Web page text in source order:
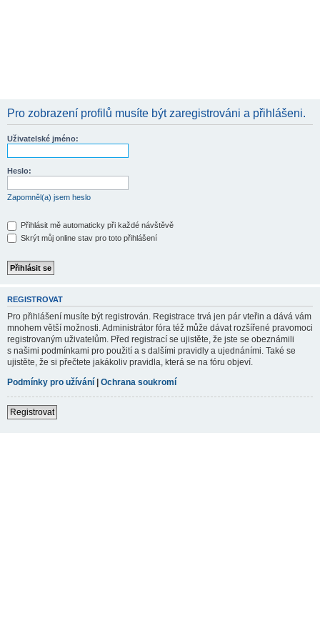
Pro zobrazení profilů musíte být zaregistrováni a přihlášeni.
Uživatelské jméno:
Heslo:
Zapomněl(a) jsem heslo
Přihlásit mě automaticky při každé návštěvě
Skrýt můj online stav pro toto přihlášení
REGISTROVAT
Pro přihlášení musíte být registrován. Registrace trvá jen pár vteřin a dává vám
mnohem větší možnosti. Administrátor fóra též může dávat rozšířené pravomoci
registrovaným uživatelům. Před registrací se ujistěte, že jste se obeznámili
s našimi podmínkami pro použití a s dalšími pravidly a ujednáními. Také se
ujistěte, že si přečtete jakákoliv pravidla, která se na fóru objeví.
Podmínky pro užívání | Ochrana soukromí
Registrovat